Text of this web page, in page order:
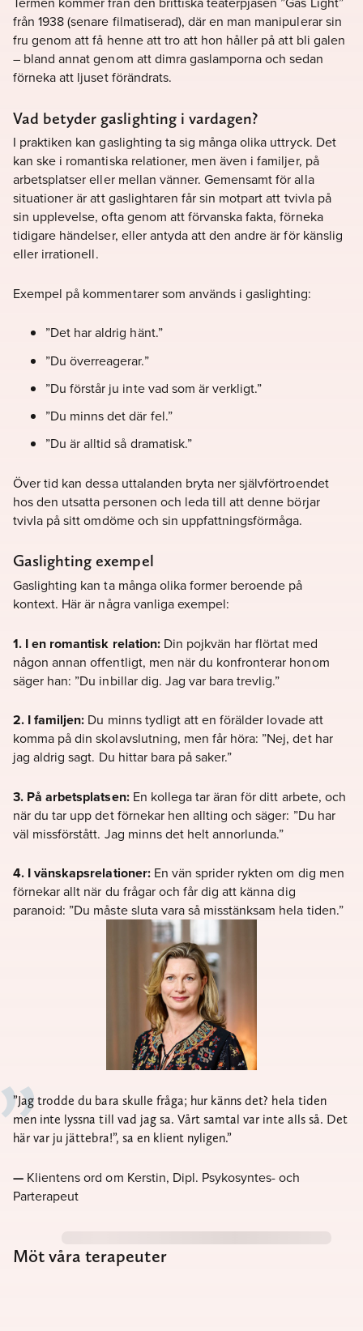
från 1938 (senare filmatiserad), där en man manipulerar sin
fru genom att få henne att tro att hon håller på att bli galen
– bland annat genom att dimra gaslamporna och sedan
förneka att ljuset förändrats.
Vad betyder gaslighting i vardagen?
I praktiken kan gaslighting ta sig många olika uttryck. Det
kan ske i romantiska relationer, men även i familjer, på
arbetsplatser eller mellan vänner. Gemensamt för alla
situationer är att gaslightaren får sin motpart att tvivla på
sin upplevelse, ofta genom att förvanska fakta, förneka
tidigare händelser, eller antyda att den andre är för känslig
eller irrationell.
Exempel på kommentarer som används i gaslighting:
”Det har aldrig hänt.”
”Du överreagerar.”
”Du förstår ju inte vad som är verkligt.”
”Du minns det där fel.”
”Du är alltid så dramatisk.”
Över tid kan dessa uttalanden bryta ner självförtroendet
hos den utsatta personen och leda till att denne börjar
tvivla på sitt omdöme och sin uppfattningsförmåga.
Gaslighting exempel
Gaslighting kan ta många olika former beroende på
kontext. Här är några vanliga exempel:
1. I en romantisk relation:Din pojkvän har flörtat med
någon annan offentligt, men när du konfronterar honom
säger han: ”Du inbillar dig. Jag var bara trevlig.”
2. I familjen: Du minns tydligt att en förälder lovade att
komma på din skolavslutning, men får höra: ”Nej, det har
jag aldrig sagt. Du hittar bara på saker.”
3. På arbetsplatsen:En kollega tar äran för ditt arbete, och
när du tar upp det förnekar hen allting och säger: ”Du har
väl missförstått. Jag minns det helt annorlunda.”
4. I vänskapsrelationer:En vän sprider rykten om dig men
förnekar allt när du frågar och får dig att känna dig
paranoid: ”Du måste sluta vara så misstänksam hela tiden.”
Jag trodde du bara skulle fråga; hur känns det? hela tiden
men inte lyssna till vad jag sa. Vårt samtal var inte alls så. Det
här var ju jättebra!”, sa en klient nyligen.
Klientens ord om Kerstin, Dipl. Psykosyntes- och
Parterapeut
Möt våra terapeuter